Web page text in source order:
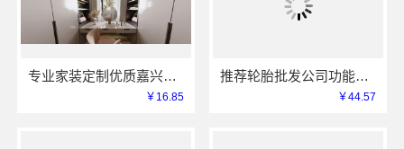
专业家装定制优质嘉兴绿色之家建材科技有限公司
￥16.85
推荐轮胎批发公司功能——湖北省腾冠畅实业贸易有限公司
￥44.57